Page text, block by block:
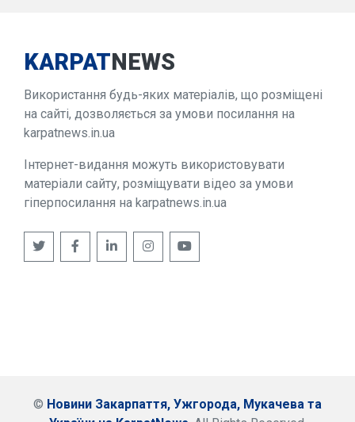
KARPATNEWS
Використання будь-яких матеріалів, що розміщені
на сайті, дозволяється за умови посилання на
karpatnews.in.ua
Інтернет-видання можуть використовувати
матеріали сайту, розміщувати відео за умови
гіперпосилання на karpatnews.in.ua
© Новини Закарпаття, Ужгорода, Мукачева та